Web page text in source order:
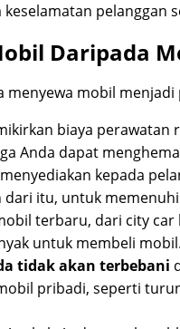
pelanggan
Daripada
mobil
biaya
Anda dapat
kepada
itu, untuk
terbaru, dari city
untuk membeli mobil.
tidak akan terbebani
pribadi, seperti